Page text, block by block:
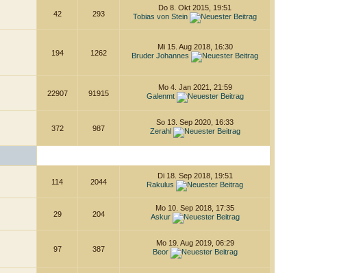
42 293
Do 8. Okt 2015, 19:51
Tobias von Stein
194 1262
Mi 15. Aug 2018, 16:30
Bruder Johannes
22907 91915
Mo 4. Jan 2021, 21:59
Galenmt
372 987
So 13. Sep 2020, 16:33
Zerahl
114 2044
Di 18. Sep 2018, 19:51
Rakulus
29 204
Mo 10. Sep 2018, 17:35
Askur
97 387
Mo 19. Aug 2019, 06:29
Beor